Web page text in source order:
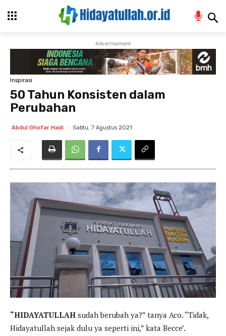
Advertisement
Inspirasi
50 Tahun Konsisten dalam
Perubahan
Abdul Ghofar Hadi Sabtu, 7 Agustus 2021
“HIDAYATULLAH sudah berubah ya?” tanya Aco. “Tidak,
Hidayatullah sejak dulu ya seperti ini,” kata Becce’.